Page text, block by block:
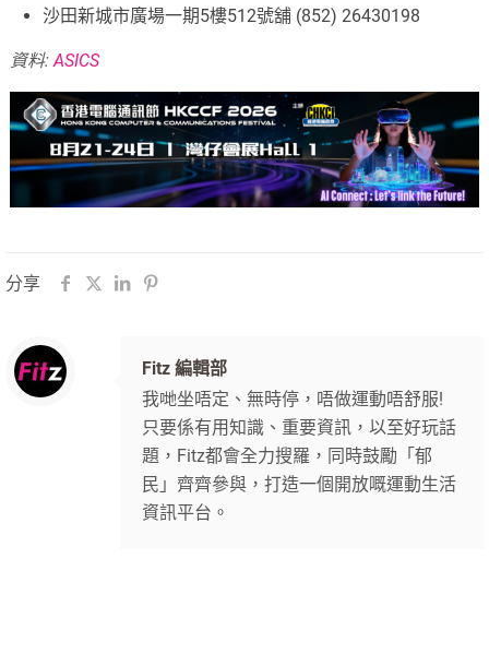
沙田新城市廣場一期5樓512號舖 (852) 26430198
資料:ASICS
分享
Fitz 編輯部
我哋坐唔定、無時停，唔做運動唔舒服!
只要係有用知識、重要資訊，以至好玩話
題，Fitz都會全力搜羅，同時鼓勵「郁
民」齊齊參與，打造一個開放嘅運動生活
資訊平台。